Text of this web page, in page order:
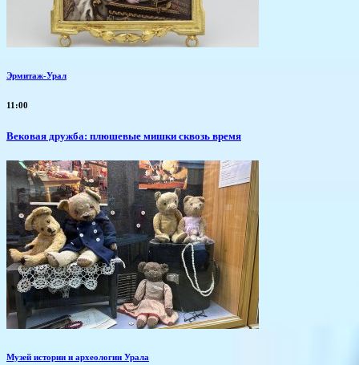
Эрмитаж-Урал
11:00
Вековая дружба: плюшевые мишки сквозь время
Музей истории и археологии Урала